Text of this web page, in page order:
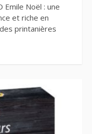
Emile Noël : une
et riche en
printanières